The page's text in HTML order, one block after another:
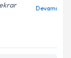
Devamı